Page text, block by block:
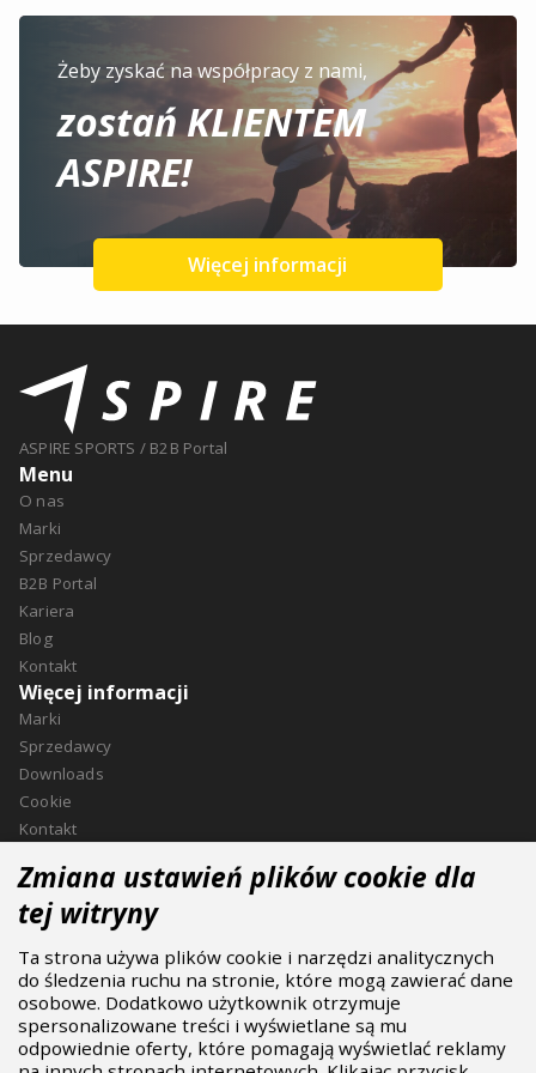
Żeby zyskać na współpracy z nami,
zostań KLIENTEM
ASPIRE!
Więcej informacji
ASPIRE SPORTS / B2B Portal
Menu
O nas
Marki
Sprzedawcy
B2B Portal
Kariera
Blog
Kontakt
Więcej informacji
Marki
Sprzedawcy
Downloads
Cookie
Kontakt
ASPIRE SPORTS, s.r.o.
Jinačovice 514, 664 34 Kuřim
+420 532 199 550
aspire@aspire.eu
Zmiana ustawień plików cookie dla
tej witryny
Ta strona używa plików cookie i narzędzi analitycznych
do śledzenia ruchu na stronie, które mogą zawierać dane
osobowe. Dodatkowo użytkownik otrzymuje
spersonalizowane treści i wyświetlane są mu
odpowiednie oferty, które pomagają wyświetlać reklamy